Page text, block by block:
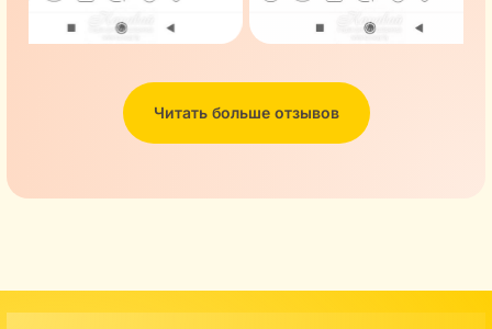
Читать больше отзывов